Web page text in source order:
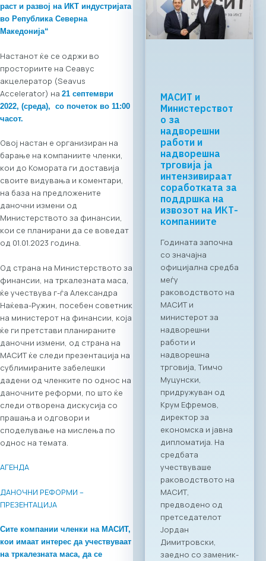
раст и развој на ИКТ индустријата
во Република Северна
Македонија“
Настанот ќе се одржи во
просториите на Сеавус
акцелератор (Seavus
Accelerator) на 21 септември
2022, (среда), со почеток во 11:00
часот.
Овој настан е организиран на
барање на компаниите членки,
кои до Комората ги доставија
своите видувања и коментари,
на база на предложените
даночни измени од
Министерството за финансии,
кои се планирани да се воведат
од 01.01.2023 година.
Од страна на Министерството за
финансии, на тркалезната маса,
ќе учествува г-ѓа Александра
Наќева-Ружин, посебен советник
на министерот на финансии, која
ќе ги претстави планираните
даночни измени, од страна на
МАСИТ ќе следи презентација на
сублимираните забелешки
дадени од членките по однос на
даночните реформи, по што ќе
следи отворена дискусија со
прашања и одговори и
споделување на мислења по
однос на темата.
АГЕНДА
ДАНОЧНИ РЕФОРМИ –
ПРЕЗЕНТАЦИЈА
Сите компании членки на МАСИТ,
кои имаат интерес да учествуваат
на тркалезната маса, да се
Регионалната
tech соработка
започнува во
Скопје: Digital
Bridge &
Business ICT
Forum 2026 –
04.06.2026
За првпат се
создава
организирана
платформа помеѓу
македонскиот и
грчкиот ИКТ
сектор. На 4 јуни
2026 година во
Скопје,
Стопанската
комора за
информатички и
телекомуникациск
и технологии
МАСИТ, во
соработка со
грчката
асоцијација на ИКТ
компании SETPE, го
најавуваат
одржувањето на
првиот
македонско-грчки
„Digital Bridge &
Business ICT Forum“.
Овој форум
претставува прва
организирана